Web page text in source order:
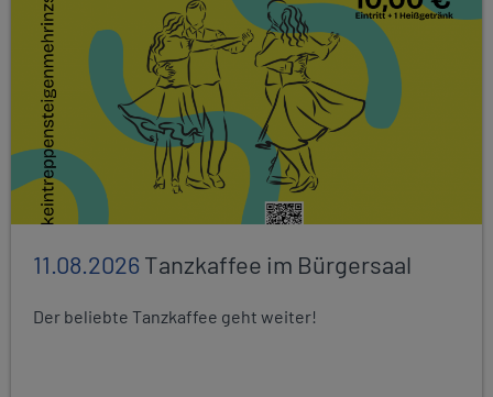
11.08.2026Tanzkaffee im Bürgersaal
Der beliebte Tanzkaffee geht weiter!